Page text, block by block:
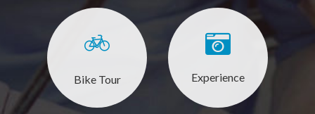
Bike Tour Experience